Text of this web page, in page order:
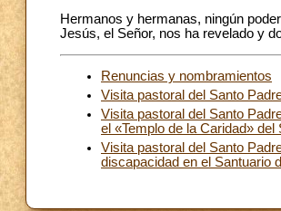
Hermanos y hermanas, ningún
Jesús, el Señor, nos ha revelado y
Renuncias y nombramientos
Visita pastoral del Santo
Visita pastoral del Santo
el «Templo de la Caridad»
Visita pastoral del Santo
discapacidad en el Santuario